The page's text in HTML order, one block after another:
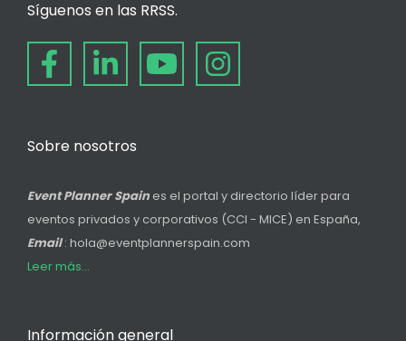
Síguenos en las RRSS.
Sobre nosotros
Event Planner Spain es el portal y directorio líder para
eventos privados y corporativos (CCI - MICE) en España,
Email: hola@eventplannerspain.com
Leer más...
Información general